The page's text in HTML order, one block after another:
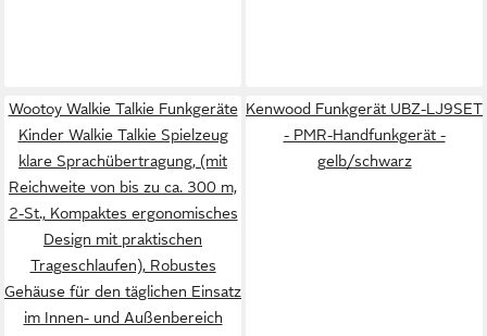
Wootoy Walkie Talkie Funkgeräte
Kinder Walkie Talkie Spielzeug
klare Sprachübertragung, (mit
Reichweite von bis zu ca. 300 m,
2-St., Kompaktes ergonomisches
Design mit praktischen
Trageschlaufen), Robustes
Gehäuse für den täglichen Einsatz
im Innen- und Außenbereich
Kenwood Funkgerät UBZ-LJ9SET
- PMR-Handfunkgerät -
gelb/schwarz